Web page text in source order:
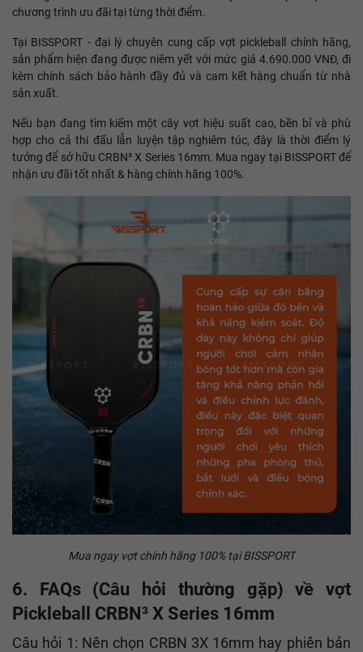
chương trình ưu đãi tại từng thời điểm.
Tại BISSPORT - đại lý chuyên cung cấp vợt pickleball chính hãng,
sản phẩm hiện đang được niêm yết với mức giá 4.690.000 VNĐ, đi
kèm chính sách bảo hành đầy đủ và cam kết hàng chuẩn từ nhà
sản xuất.
Nếu bạn đang tìm kiếm một cây vợt hiệu suất cao, bền bỉ và phù
hợp cho cả thi đấu lẫn luyện tập nghiêm túc, đây là thời điểm lý
tưởng để sở hữu CRBN³ X Series 16mm. Mua ngay tại BISSPORT để
nhận ưu đãi tốt nhất & hàng chính hãng 100%.
Mua ngay vợt chính hãng 100% tại BISSPORT
6. FAQs (Câu hỏi thường gặp) về vợt
Pickleball CRBN³ X Series 16mm
Câu hỏi 1: Nên chọn CRBN 3X 16mm hay phiên bản